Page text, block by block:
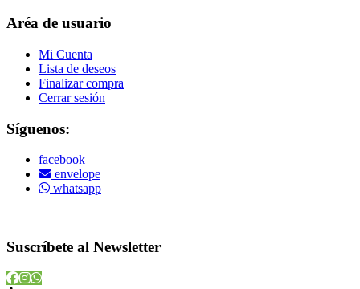
Aréa de usuario
Mi Cuenta
Lista de deseos
Finalizar compra
Cerrar sesión
Síguenos:
facebook
envelope
whatsapp
Suscríbete al Newsletter